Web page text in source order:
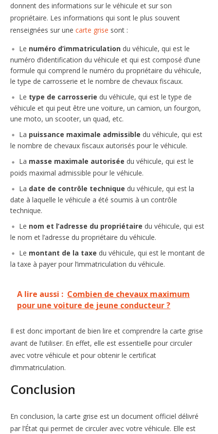
donnent des informations sur le véhicule et sur son
propriétaire. Les informations qui sont le plus souvent
renseignées sur unecarte grise sont :
Le numéro d’immatriculation du véhicule, qui est le
numéro d’identification du véhicule et qui est composé d’une
formule qui comprend le numéro du propriétaire du véhicule,
le type de carrosserie et le nombre de chevaux fiscaux.
Le type de carrosserie du véhicule, qui est le type de
véhicule et qui peut être une voiture, un camion, un fourgon,
une moto, un scooter, un quad, etc.
La puissance maximale admissible du véhicule, qui est
le nombre de chevaux fiscaux autorisés pour le véhicule.
La masse maximale autorisée du véhicule, qui est le
poids maximal admissible pour le véhicule.
La date de contrôle technique du véhicule, qui est la
date à laquelle le véhicule a été soumis à un contrôle
technique.
Le nom et l’adresse du propriétaire du véhicule, qui est
le nom et l’adresse du propriétaire du véhicule.
Le montant de la taxe du véhicule, qui est le montant de
la taxe à payer pour l’immatriculation du véhicule.
A lire aussi : Combien de chevaux maximum
pour une voiture de jeune conducteur ?
Il est donc important de bien lire et comprendre la carte grise
avant de l’utiliser. En effet, elle est essentielle pour circuler
avec votre véhicule et pour obtenir le certificat
d’immatriculation.
Conclusion
En conclusion, la carte grise est un document officiel délivré
par l’État qui permet de circuler avec votre véhicule. Elle est